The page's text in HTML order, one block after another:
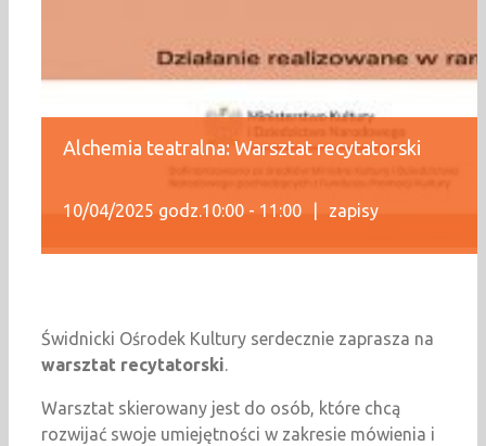
Alchemia teatralna: Warsztat recytatorski
10/04/2025 godz.10:00 - 11:00 zapisy
Świdnicki Ośrodek Kultury serdecznie zaprasza na
warsztat recytatorski.
Warsztat skierowany jest do osób, które chcą
rozwijać swoje umiejętności w zakresie mówienia i